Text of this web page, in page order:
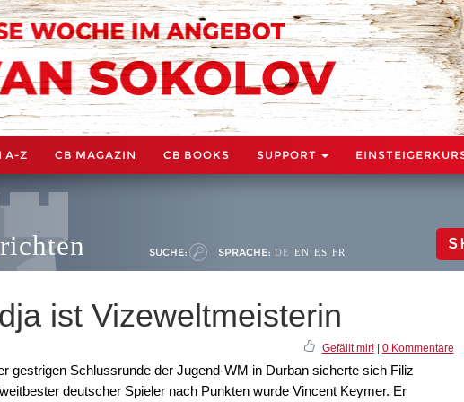
A-Z CB MAGAZIN CB BOOKS SUPPORT
SUCHE: SPRACHE: DE EN ES FR
ist Vizeweltmeisterin
Gefällt mir!| 0 Kommentare
gestrigen Schlussrunde der Jugend-WM in Durban sicherte sich Filiz
deutscher Spieler nach Punkten wurde Vincent Keymer. Er